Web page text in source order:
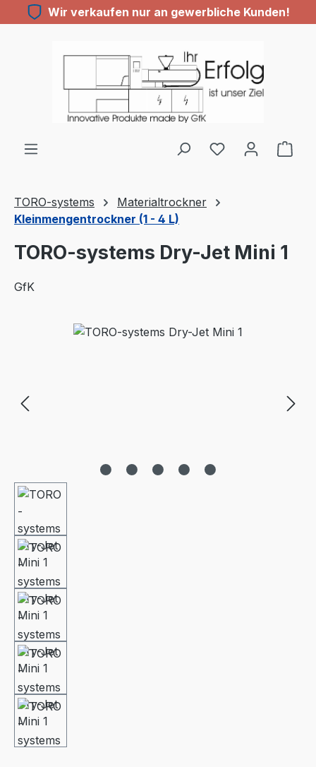
Zum Hauptinhalt springen
Wir verkaufen nur an gewerbliche Kunden!
TORO-systems
Materialtrockner
Kleinmengentrockner (1 - 4 L)
TORO-systems Dry-Jet Mini 1
GfK
Bildergalerie überspringen